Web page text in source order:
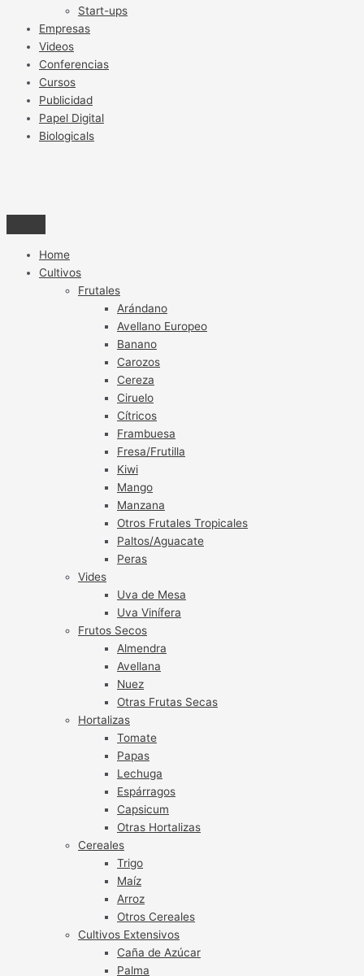
Start-ups
Empresas
Videos
Conferencias
Cursos
Publicidad
Papel Digital
Biologicals
Home
Cultivos
Frutales
Arándano
Avellano Europeo
Banano
Carozos
Cereza
Ciruelo
Cítricos
Frambuesa
Fresa/Frutilla
Kiwi
Mango
Manzana
Otros Frutales Tropicales
Paltos/Aguacate
Peras
Vides
Uva de Mesa
Uva Vinífera
Frutos Secos
Almendra
Avellana
Nuez
Otras Frutas Secas
Hortalizas
Tomate
Papas
Lechuga
Espárragos
Capsicum
Otras Hortalizas
Cereales
Trigo
Maíz
Arroz
Otros Cereales
Cultivos Extensivos
Caña de Azúcar
Palma